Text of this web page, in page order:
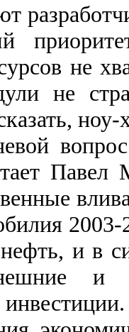
не
не
Павел
2003-
и в
и